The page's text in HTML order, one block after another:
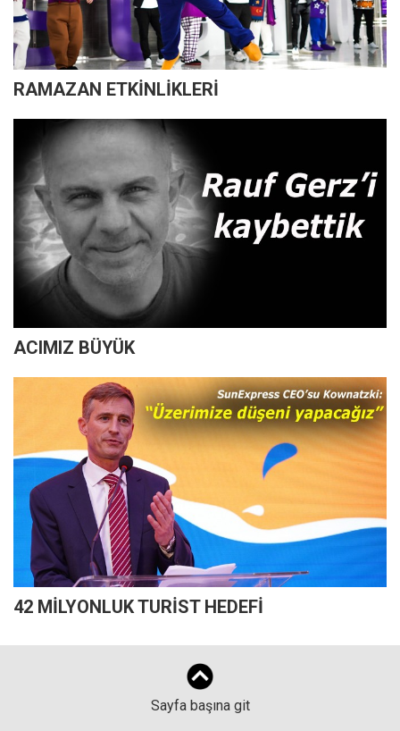
RAMAZAN ETKİNLİKLERİ
ACIMIZ BÜYÜK
42 MİLYONLUK TURİST HEDEFİ
Sayfa başına git